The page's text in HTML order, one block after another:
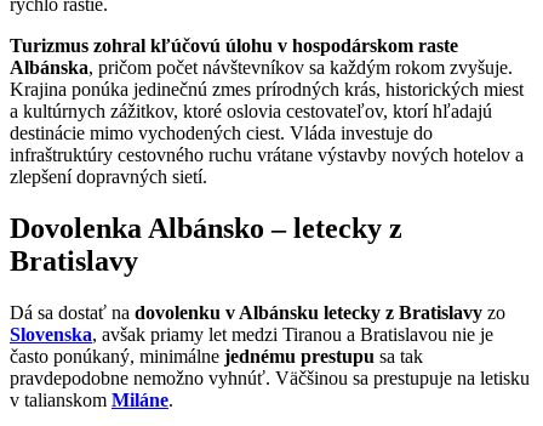
rýchlo rastie.
Turizmus zohral kľúčovú úlohu v hospodárskom raste
Albánska, pričom počet návštevníkov sa každým rokom zvyšuje.
Krajina ponúka jedinečnú zmes prírodných krás, historických miest
a kultúrnych zážitkov, ktoré oslovia cestovateľov, ktorí hľadajú
destinácie mimo vychodených ciest. Vláda investuje do
infraštruktúry cestovného ruchu vrátane výstavby nových hotelov a
zlepšení dopravných sietí.
Dovolenka Albánsko – letecky z
Bratislavy
Dá sa dostať na dovolenku v Albánsku letecky z Bratislavy zo
Slovenska, avšak priamy let medzi Tiranou a Bratislavou nie je
často ponúkaný, minimálne jednému prestupu sa tak
pravdepodobne nemožno vyhnúť. Väčšinou sa prestupuje na letisku
v talianskom Miláne.